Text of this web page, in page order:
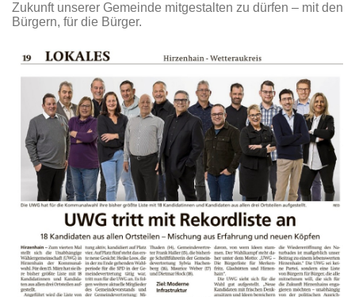
Zukunft unserer Gemeinde mitgestalten zu dürfen – mit den
Bürgern, für die Bürger.